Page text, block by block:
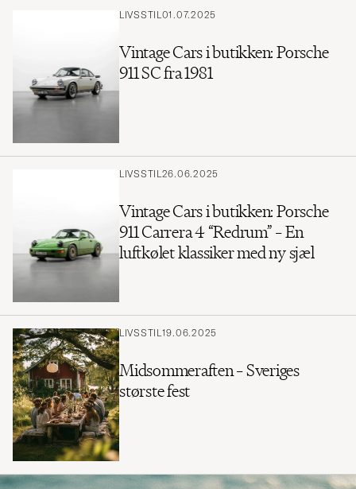
LIVSSTIL01.07.2025
Vintage Cars i butikken: Porsche
911 SC fra 1981
LIVSSTIL26.06.2025
Vintage Cars i butikken: Porsche
911 Carrera 4 “Redrum” – En
luftkølet klassiker med ny sjæl
LIVSSTIL19.06.2025
Midsommeraften – Sveriges
største fest